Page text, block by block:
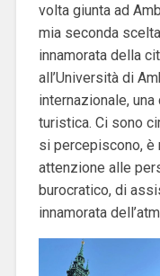
volta giunta ad
mia seconda
innamorata della
all’Università di
internazionale,
turistica. Ci sono
si percepiscono, è
attenzione alle
burocratico, di
innamorata